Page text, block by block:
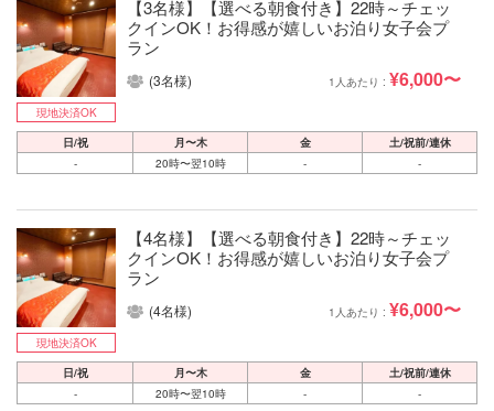
【3名様】【選べる朝食付き】22時～チェッ
クインOK！お得感が嬉しいお泊り女子会プ
ラン
(3名様) 1人あたり : ¥6,000〜
現地決済OK
日/祝
月〜木 金
土/祝前/連休
-
20時〜翌10時 - -
【4名様】【選べる朝食付き】22時～チェッ
クインOK！お得感が嬉しいお泊り女子会プ
ラン
(4名様) 1人あたり : ¥6,000〜
現地決済OK
日/祝
月〜木 金
土/祝前/連休
-
20時〜翌10時 - -